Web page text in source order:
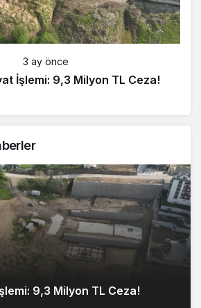
3 ay önce
İşlemi: 9,3 Milyon TL Ceza!
9,3 Milyon TL Ceza!